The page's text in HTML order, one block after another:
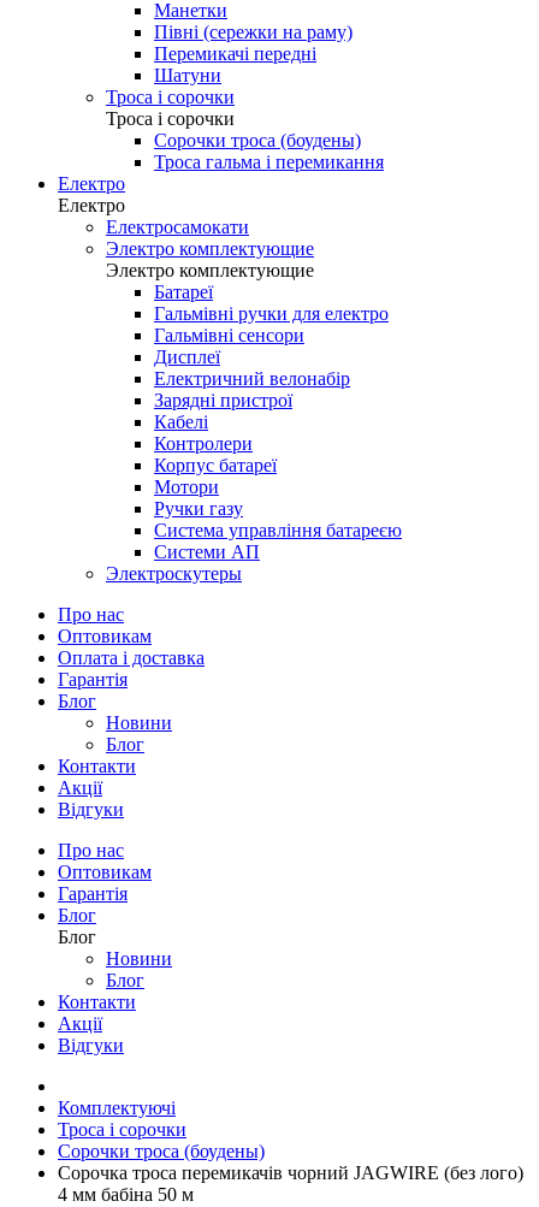
Манетки
Півні (сережки на раму)
Перемикачі передні
Шатуни
Троса і сорочки
Троса і сорочки
Сорочки троса (боудены)
Троса гальма і перемикання
Електро
Електро
Електросамокати
Электро комплектующие
Электро комплектующие
Батареї
Гальмівні ручки для електро
Гальмівні сенсори
Дисплеї
Електричний велонабір
Зарядні пристрої
Кабелі
Контролери
Корпус батареї
Мотори
Ручки газу
Система управління батареєю
Системи АП
Электроскутеры
Про нас
Оптовикам
Оплата і доставка
Гарантія
Блог
Новини
Блог
Контакти
Акції
Відгуки
Про нас
Оптовикам
Гарантія
Блог
Блог
Новини
Блог
Контакти
Акції
Відгуки
Комплектуючі
Троса і сорочки
Сорочки троса (боудены)
Сорочка троса перемикачів чорний JAGWIRE (без лого)
4 мм бабіна 50 м